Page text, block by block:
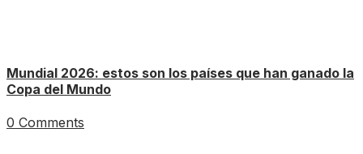
Mundial 2026: estos son los países que han ganado la
Copa del Mundo
0 Comments